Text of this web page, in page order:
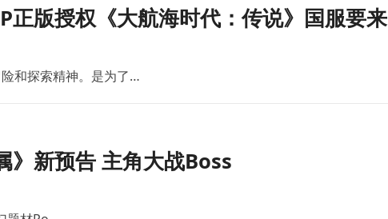
正版授权《大航海时代：传说》国服要来
和探索精神。是为了…
》新预告 主角大战Boss